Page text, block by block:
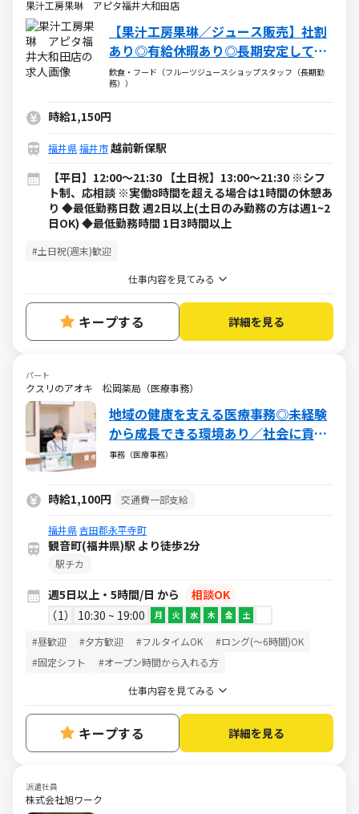
果汁工房果琳 アピタ福井大和田店
【果汁工房果琳／ジュース販売】社割
あり◎有給休暇あり◎長期安定して働
けます♪
飲食・フード（フルーツジュースショップスタッフ（長期勤
務））
時給1,150円
福井県福井市越前新保駅
【平日】12:00～21:30 【土日祝】13:00～21:30 ※シフ
ト制、応相談 ※実働8時間を超える場合は1時間の休憩あ
り ◆最低勤務日数 週2日以上(土日のみ勤務の方は週1~2
日OK) ◆最低勤務時間 1日3時間以上
#土日祝(週末)歓迎
仕事内容を見てみる
キープする 詳細を見る
パート
クスリのアオキ 松岡薬局（医療事務）
地域の健康を支える医療事務◎未経験
から成長できる環境あり／社会に貢献
できるやりがいある仕事／週5日・1日
事務（医療事務）
時給1,100円 交通費一部支給
福井県吉田郡永平寺町
観音町(福井県)駅 より徒歩2分
駅チカ
週5日以上・5時間/日 から
相談OK
1
10:30 ~ 19:00 月 火 水 木 金 土
#昼歓迎 #夕方歓迎 #フルタイムOK
#ロング(～6時間)OK
#固定シフト
#オープン時間から入れる方
仕事内容を見てみる
キープする 詳細を見る
派遣社員
株式会社旭ワーク